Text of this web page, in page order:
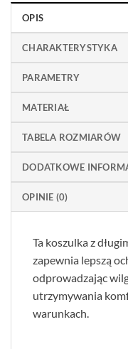
OPIS
CHARAKTERYSTYKA
PARAMETRY
MATERIAŁ
TABELA ROZMIARÓW
DODATKOWE
OPINIE (0)
Ta koszulka z
zapewnia lepszą
odprowadzając
utrzymywania
warunkach.